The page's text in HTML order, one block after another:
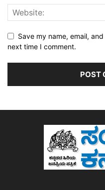
Save my name, email,
next time I comment.